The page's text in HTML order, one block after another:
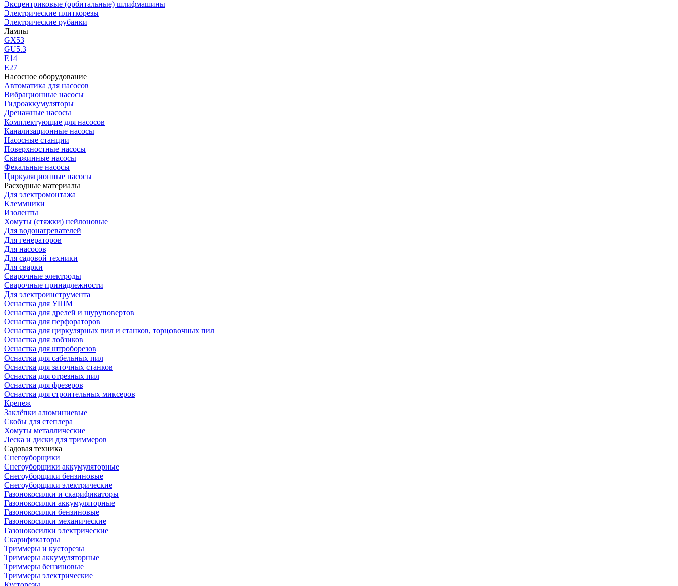
Эксцентриковые (орбитальные) шлифмашины
Электрические плиткорезы
Электрические рубанки
Лампы
GX53
GU5.3
Е14
Е27
Насосное оборудование
Автоматика для насосов
Вибрационные насосы
Гидроаккумуляторы
Дренажные насосы
Комплектующие для насосов
Канализационные насосы
Насосные станции
Поверхностные насосы
Скважинные насосы
Фекальные насосы
Циркуляционные насосы
Расходные материалы
Для электромонтажа
Клеммники
Изоленты
Хомуты (стяжки) нейлоновые
Для водонагревателей
Для генераторов
Для насосов
Для садовой техники
Для сварки
Сварочные электроды
Сварочные принадлежности
Для электроинструмента
Оснастка для УШМ
Оснастка для дрелей и шуруповертов
Оснастка для перфораторов
Оснастка для циркулярных пил и станков, торцовочных пил
Оснастка для лобзиков
Оснастка для штроборезов
Оснастка для сабельных пил
Оснастка для заточных станков
Оснастка для отрезных пил
Оснастка для фрезеров
Оснастка для строительных миксеров
Крепеж
Заклёпки алюминиевые
Скобы для степлера
Хомуты металлические
Леска и диски для триммеров
Садовая техника
Снегоуборщики
Снегоуборщики аккумуляторные
Снегоуборщики бензиновые
Снегоуборщики электрические
Газонокосилки и скарификаторы
Газонокосилки аккумуляторные
Газонокосилки бензиновые
Газонокосилки механические
Газонокосилки электрические
Скарификаторы
Триммеры и кусторезы
Триммеры аккумуляторные
Триммеры бензиновые
Триммеры электрические